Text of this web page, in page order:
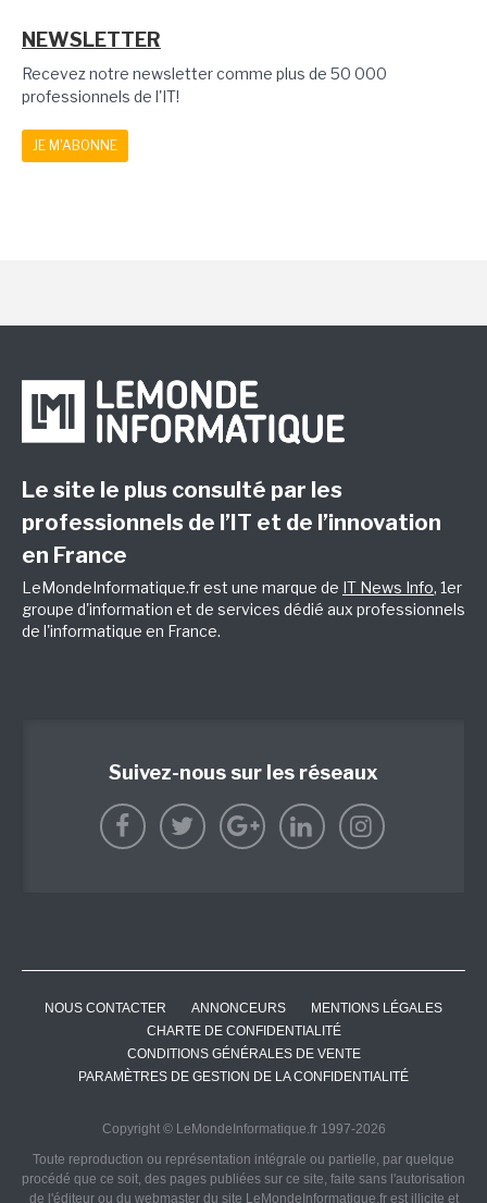
NEWSLETTER
Recevez notre newsletter comme plus de 50 000
professionnels de l'IT!
JE M'ABONNE
Le site le plus consulté par les
professionnels de l’IT et de l’innovation
en France
LeMondeInformatique.fr est une marque de IT News Info, 1er
groupe d'information et de services dédié aux professionnels
de l'informatique en France.
Suivez-nous sur les réseaux
NOUS CONTACTER ANNONCEURS
MENTIONS LÉGALES
CHARTE DE CONFIDENTIALITÉ
CONDITIONS GÉNÉRALES DE VENTE
PARAMÈTRES DE GESTION DE LA CONFIDENTIALITÉ
Copyright © LeMondeInformatique.fr 1997-2026
Toute reproduction ou représentation intégrale ou partielle, par quelque
procédé que ce soit, des pages publiées sur ce site, faite sans l'autorisation
de l'éditeur ou du webmaster du site LeMondeInformatique.fr est illicite et